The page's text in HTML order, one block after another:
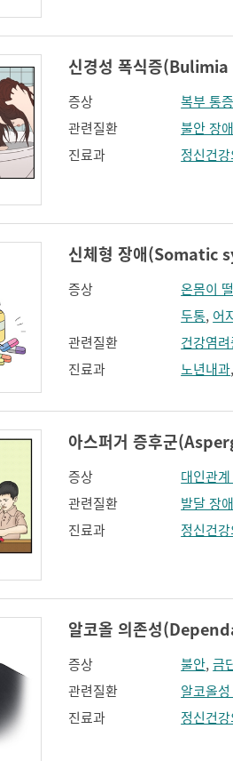
신경성 폭식증
증상
복부 통
관련질환
불안 장
진료과
정신건
신체형 장애
증상
온몸이
두통, 어
관련질환
건강염
진료과
노년내과
아스퍼거 증후군
증상
대인관
관련질환
발달 장
진료과
정신건
알코올 의존성
증상 불안,금
관련질환
알코올
진료과
정신건